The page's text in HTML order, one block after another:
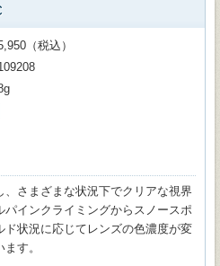
（税込）
さまざまな状況下でクリアな視界
インクライミングからスノースポ
状況に応じてレンズの色濃度が変
す。